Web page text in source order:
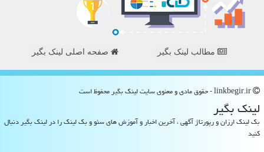
مطالب لینک بگیر صفحه اصلی لینک بگیر
لینك بگیر
بک لینک ارزان و رپورتاژ آگهی ، آخرین اخبار و آموزش های سئو و بک لینک را در لینک بگیر دنبال
کنید